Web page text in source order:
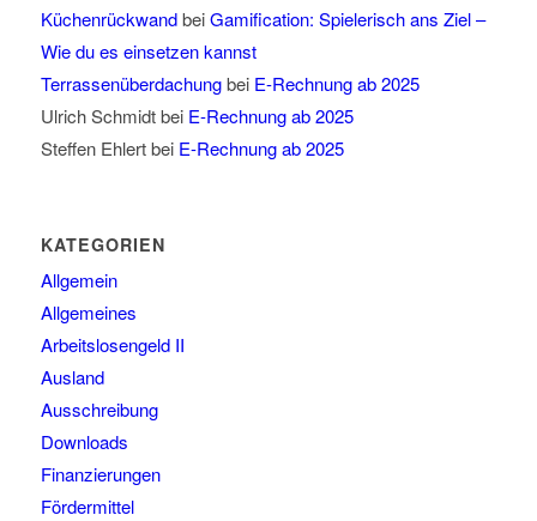
KüchenrückwandbeiGamification: Spielerisch ans Ziel –
Wie du es einsetzen kannst
Terrassenüberdachungbei E-Rechnung ab 2025
Ulrich Schmidtbei E-Rechnung ab 2025
Steffen Ehlertbei E-Rechnung ab 2025
KATEGORIEN
Allgemein
Allgemeines
Arbeitslosengeld II
Ausland
Ausschreibung
Downloads
Finanzierungen
Fördermittel